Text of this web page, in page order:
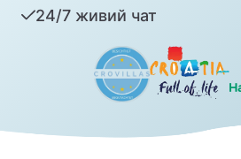
24/7 живий чат